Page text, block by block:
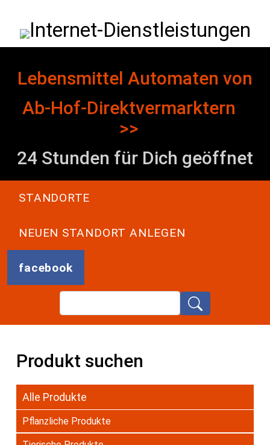
Internet-Dienstleistungen
Lebensmittel Automaten von
Ab-Hof-Direktvermarktern
>>
24 Stunden für Dich geöffnet
STANDORTE
NEUEN STANDORT ANLEGEN
facebook
Search
Produkt suchen
Alle Produkte
Pflanzliche Produkte